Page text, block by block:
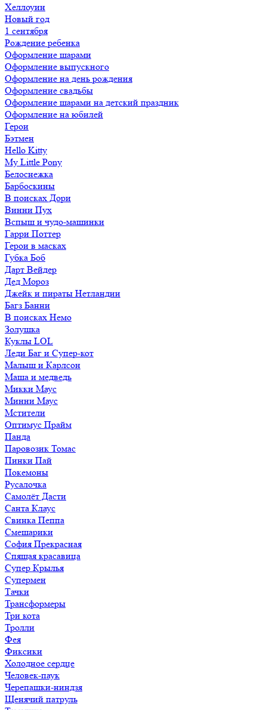
Хеллоуин
Новый год
1 сентября
Рождение ребенка
Оформление шарами
Оформление выпускного
Оформление на день рождения
Оформление свадьбы
Оформление шарами на детский праздник
Оформление на юбилей
Герои
Бэтмен
Hello Kitty
My Little Pony
Белоснежка
Барбоскины
В поисках Дори
Винни Пух
Вспыш и чудо-машинки
Гарри Поттер
Герои в масках
Губка Боб
Дарт Вейдер
Дед Мороз
Джейк и пираты Нетландии
Багз Банни
В поисках Немо
Золушка
Куклы LOL
Леди Баг и Супер-кот
Малыш и Карлсон
Маша и медведь
Микки Маус
Минни Маус
Мстители
Оптимус Прайм
Панда
Паровозик Томас
Пинки Пай
Покемоны
Русалочка
Самолёт Дасти
Санта Клаус
Свинка Пеппа
Смешарики
София Прекрасная
Спящая красавица
Супер Крылья
Супермен
Тачки
Трансформеры
Три кота
Тролли
Фея
Фиксики
Холодное сердце
Человек-паук
Черепашки-ниндзя
Щенячий патруль